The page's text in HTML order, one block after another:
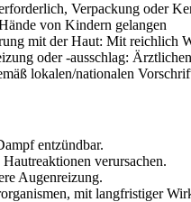
Verpackung oder
von Kindern gelangen
mit der Haut: Mit reichlich
oder -ausschlag:
lokalen/nationalen
entzündbar.
verursachen.
Augenreizung.
mit langfristiger